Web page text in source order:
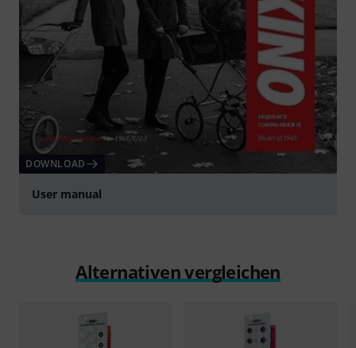
DOWNLOAD
User manual
Alternativen vergleichen